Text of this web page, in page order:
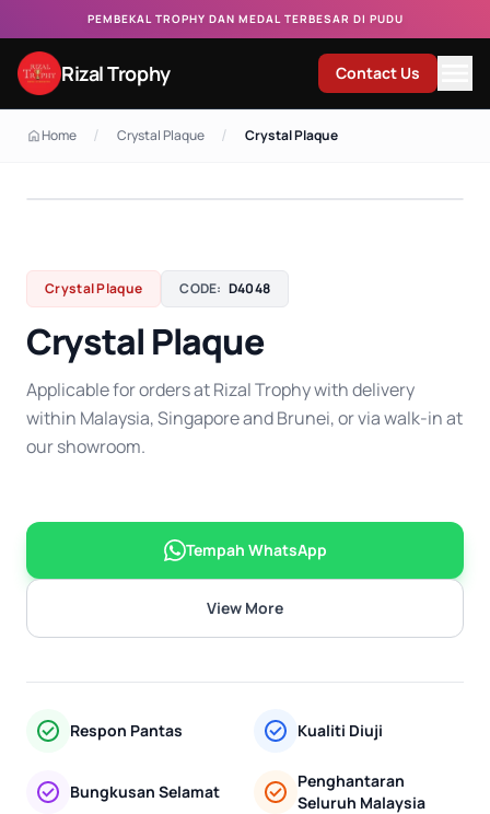
PEMBEKAL TROPHY DAN MEDAL TERBESAR DI PUDU
Rizal Trophy Contact Us
Home / Crystal Plaque / Crystal Plaque
Crystal Plaque CODE: D4048
Crystal Plaque
Applicable for orders at Rizal Trophy with delivery
within Malaysia, Singapore and Brunei, or via walk-in at
our showroom.
Tempah WhatsApp
View More
Respon Pantas Kualiti Diuji
Bungkusan Selamat
Penghantaran
Seluruh Malaysia